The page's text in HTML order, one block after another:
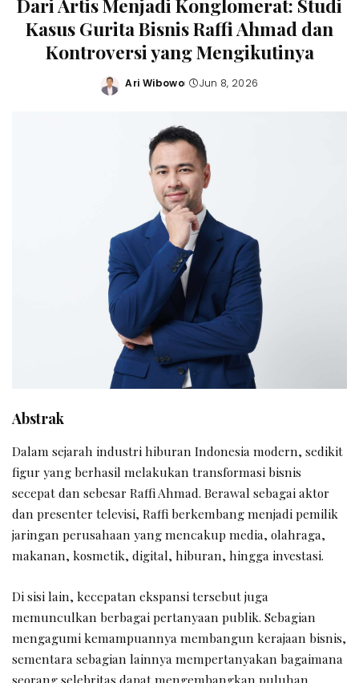
Dari Artis Menjadi Konglomerat: Studi
Kasus Gurita Bisnis Raffi Ahmad dan
Kontroversi yang Mengikutinya
Posted
Ari Wibowo Jun 8, 2026
Abstrak
Dalam sejarah industri hiburan Indonesia modern, sedikit
figur yang berhasil melakukan transformasi bisnis
secepat dan sebesar Raffi Ahmad. Berawal sebagai aktor
dan presenter televisi, Raffi berkembang menjadi pemilik
jaringan perusahaan yang mencakup media, olahraga,
makanan, kosmetik, digital, hiburan, hingga investasi.
Di sisi lain, kecepatan ekspansi tersebut juga
memunculkan berbagai pertanyaan publik. Sebagian
mengagumi kemampuannya membangun kerajaan bisnis,
sementara sebagian lainnya mempertanyakan bagaimana
seorang selebritas dapat mengembangkan puluhan